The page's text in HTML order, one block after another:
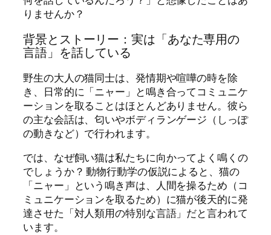
りませんか？
背景とストーリー：実は「あなた専用の
言語」を話している
野生の大人の猫同士は、発情期や喧嘩の時を除
き、日常的に「ニャー」と鳴き合ってコミュニケ
ーションを取ることはほとんどありません。彼ら
の主な会話は、匂いやボディランゲージ（しっぽ
の動きなど）で行われます。
では、なぜ飼い猫は私たちに向かってよく鳴くの
でしょうか？ 動物行動学の仮説によると、猫の
「ニャー」という鳴き声は、人間を操るため（コ
ミュニケーションを取るため）に猫が後天的に発
達させた「対人類用の特別な言語」だと言われて
います。